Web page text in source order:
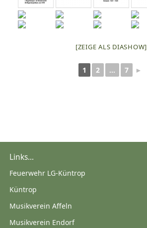
[ZEIGE ALS DIASHOW]
1 2 ... 7 ►
Links...
Feuerwehr LG-Küntrop
Küntrop
Musikverein Affeln
Musikverein Endorf